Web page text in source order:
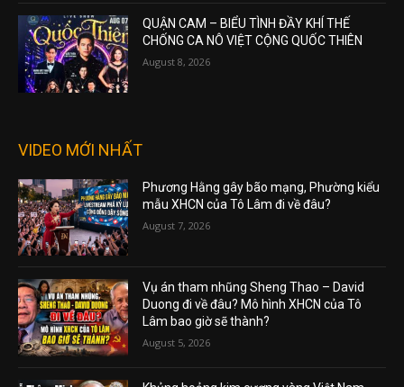
QUẬN CAM – BIỂU TÌNH ĐẦY KHÍ THẾ
CHỐNG CA NÔ VIỆT CỘNG QUỐC THIÊN
August 8, 2026
VIDEO MỚI NHẤT
Phương Hằng gây bão mạng, Phường kiểu
mẫu XHCN của Tô Lâm đi về đâu?
August 7, 2026
Vụ án tham nhũng Sheng Thao – David
Duong đi về đâu? Mô hình XHCN của Tô
Lâm bao giờ sẽ thành?
August 5, 2026